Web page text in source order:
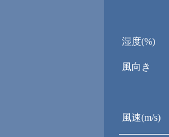
湿度(%)
風向き
風速(m/s)